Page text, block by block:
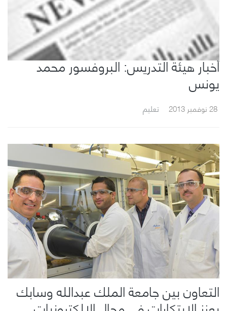
أخبار هيئة التدريس: البروفسور محمد
يونس
28 نوفمبر 2013 تعليم
التعاون بين جامعة الملك عبدالله وسابك